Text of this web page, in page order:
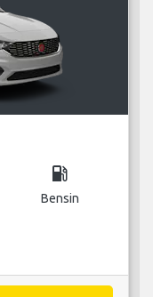
local_gas_station
Bensin